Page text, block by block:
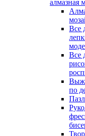
алмазная
Все
Все
по